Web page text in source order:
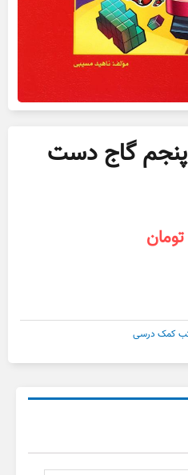
گاج دست
تومان
کمک درسی